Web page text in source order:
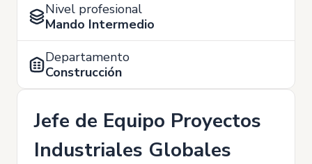
Nivel profesional
Mando Intermedio
Departamento
Construcción
Jefe de Equipo Proyectos
Industriales Globales